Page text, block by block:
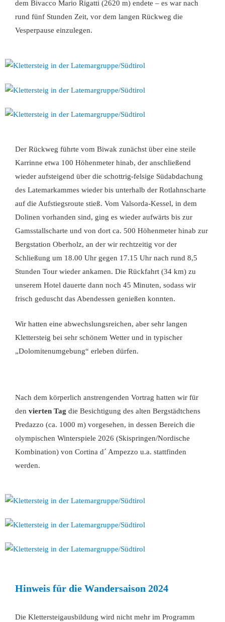
dem Bivacco Mario Rigatti (2620 m) endete – es war nach
rund fünf Stunden Zeit, vor dem langen Rückweg die
Vesperpause einzulegen.
Der Rückweg führte vom Biwak zunächst über eine steile
Karrinne etwa 100 Höhenmeter hinab, der anschließend
wieder aufsteigend über die schottrig-felsige Südabdachung
des Latemarkammes wieder bis unterhalb der Rotlahnscharte
auf die Aufstiegsroute stieß. Vom Valsorda-Kessel, in dem
Dolinen vorhanden sind, ging es wieder aufwärts bis zur
Gamsstallscharte und von dort ca. 500 Höhenmeter hinab zur
Bergstation Oberholz, an der wir rechtzeitig vor der
Schließung um 18.00 Uhr gegen 17.15 Uhr nach rund 8,5
Stunden Tour wieder ankamen. Die Rückfahrt (34 km) zu
unserem Hotel dauerte dann noch 45 Minuten, sodass wir
frisch geduscht das Abendessen genießen konnten.
Wir hatten eine abwechslungsreichen, aber sehr langen
Klettersteig bei sehr schönem Wetter und in typischer
„Dolomitenumgebung“ erleben dürfen.
Nach dem körperlich anstrengenden Vortrag hatten wir für
den vierten Tag die Besichtigung des alten Bergstädtchens
Predazzo (ca. 1000 m) vorgesehen, in dessen Bereich die
olympischen Winterspiele 2026 (Skispringen/Nordische
Kombination) von Cortina d´ Ampezzo u.a. stattfinden
werden.
Hinweis für die Wandersaison 2024
Die Klettersteigausbildung wird nicht mehr im Programm